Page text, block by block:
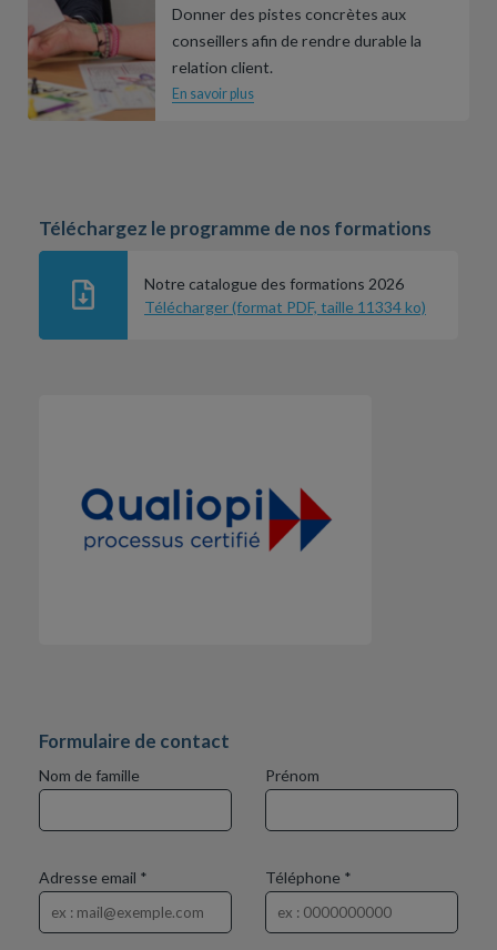
Donner des pistes concrètes aux
conseillers afin de rendre durable la
relation client.
En savoir plus
Téléchargez le programme de nos formations
Notre catalogue des formations 2026
Télécharger (format PDF, taille 11334 ko)
Formulaire de contact
Nom de famille Prénom
Adresse email * Téléphone *